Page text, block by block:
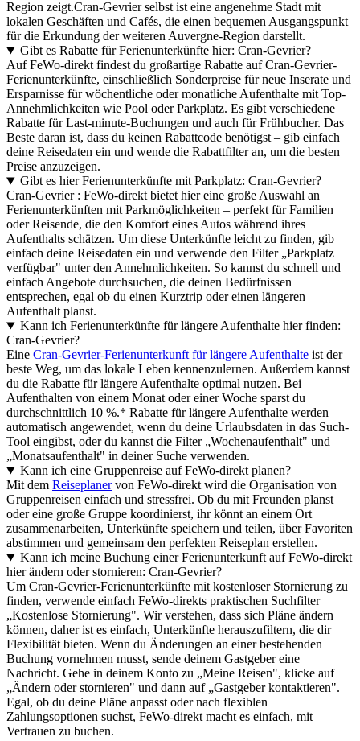
Region zeigt.Cran-Gevrier selbst ist eine angenehme Stadt mit
lokalen Geschäften und Cafés, die einen bequemen Ausgangspunkt
für die Erkundung der weiteren Auvergne-Region darstellt.
Gibt es Rabatte für Ferienunterkünfte hier: Cran-Gevrier?
Auf FeWo-direkt findest du großartige Rabatte auf Cran-Gevrier-
Ferienunterkünfte, einschließlich Sonderpreise für neue Inserate und
Ersparnisse für wöchentliche oder monatliche Aufenthalte mit Top-
Annehmlichkeiten wie Pool oder Parkplatz. Es gibt verschiedene
Rabatte für Last-minute-Buchungen und auch für Frühbucher. Das
Beste daran ist, dass du keinen Rabattcode benötigst – gib einfach
deine Reisedaten ein und wende die Rabattfilter an, um die besten
Preise anzuzeigen.
Gibt es hier Ferienunterkünfte mit Parkplatz: Cran-Gevrier?
Cran-Gevrier : FeWo-direkt bietet hier eine große Auswahl an
Ferienunterkünften mit Parkmöglichkeiten – perfekt für Familien
oder Reisende, die den Komfort eines Autos während ihres
Aufenthalts schätzen. Um diese Unterkünfte leicht zu finden, gib
einfach deine Reisedaten ein und verwende den Filter „Parkplatz
verfügbar" unter den Annehmlichkeiten. So kannst du schnell und
einfach Angebote durchsuchen, die deinen Bedürfnissen
entsprechen, egal ob du einen Kurztrip oder einen längeren
Aufenthalt planst.
Kann ich Ferienunterkünfte für längere Aufenthalte hier finden:
Cran-Gevrier?
Eine Cran-Gevrier-Ferienunterkunft für längere Aufenthalte ist der
beste Weg, um das lokale Leben kennenzulernen. Außerdem kannst
du die Rabatte für längere Aufenthalte optimal nutzen. Bei
Aufenthalten von einem Monat oder einer Woche sparst du
durchschnittlich 10 %.* Rabatte für längere Aufenthalte werden
automatisch angewendet, wenn du deine Urlaubsdaten in das Such-
Tool eingibst, oder du kannst die Filter „Wochenaufenthalt" und
„Monatsaufenthalt" in deiner Suche verwenden.
Kann ich eine Gruppenreise auf FeWo-direkt planen?
Mit dem Reiseplanervon FeWo-direkt wird die Organisation von
Gruppenreisen einfach und stressfrei. Ob du mit Freunden planst
oder eine große Gruppe koordinierst, ihr könnt an einem Ort
zusammenarbeiten, Unterkünfte speichern und teilen, über Favoriten
abstimmen und gemeinsam den perfekten Reiseplan erstellen.
Kann ich meine Buchung einer Ferienunterkunft auf FeWo-direkt
hier ändern oder stornieren: Cran-Gevrier?
Um Cran-Gevrier-Ferienunterkünfte mit kostenloser Stornierung zu
finden, verwende einfach FeWo-direkts praktischen Suchfilter
„Kostenlose Stornierung". Wir verstehen, dass sich Pläne ändern
können, daher ist es einfach, Unterkünfte herauszufiltern, die dir
Flexibilität bieten. Wenn du Änderungen an einer bestehenden
Buchung vornehmen musst, sende deinem Gastgeber eine
Nachricht. Gehe in deinem Konto zu „Meine Reisen", klicke auf
„Ändern oder stornieren" und dann auf „Gastgeber kontaktieren".
Egal, ob du deine Pläne anpasst oder nach flexiblen
Zahlungsoptionen suchst, FeWo-direkt macht es einfach, mit
Vertrauen zu buchen.